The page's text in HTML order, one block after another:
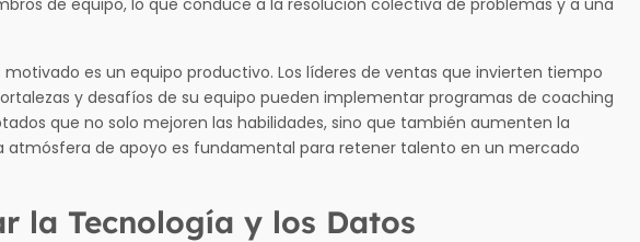
motivado es un equipo productivo. Los líderes de ventas que invierten tiempo
y desafíos de su equipo pueden implementar programas de coaching
que no solo mejoren las habilidades, sino que también aumenten la
atmósfera de apoyo es fundamental para retener talento en un mercado
la Tecnología y los Datos